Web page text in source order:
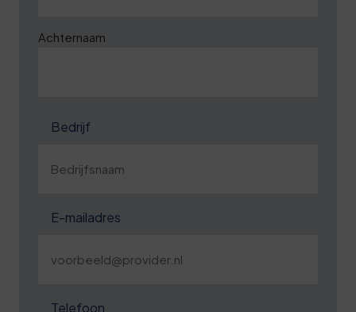
Achternaam
Bedrijf
E-mailadres
Telefoon